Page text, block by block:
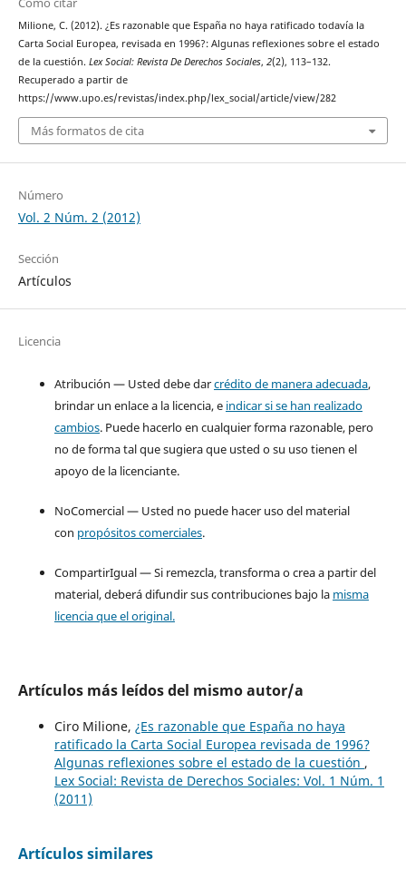
Milione, C. (2012). ¿Es razonable que España no haya ratificado todavía la
Carta Social Europea, revisada en 1996?: Algunas reflexiones sobre el estado
de la cuestión. Lex Social: Revista De Derechos Sociales, 2(2), 113–132.
Recuperado a partir de
https://www.upo.es/revistas/index.php/lex_social/article/view/282
Más formatos de cita
Número
Vol. 2 Núm. 2 (2012)
Sección
Artículos
Licencia
Atribución — Usted debe darcrédito de manera adecuada,
brindar un enlace a la licencia, e indicar si se han realizado
cambios. Puede hacerlo en cualquier forma razonable, pero
no de forma tal que sugiera que usted o su uso tienen el
apoyo de la licenciante.
NoComercial — Usted no puede hacer uso del material
con propósitos comerciales.
CompartirIgual — Si remezcla, transforma o crea a partir del
material, deberá difundir sus contribuciones bajo la misma
licencia que el original.
Artículos más leídos del mismo autor/a
Ciro Milione, ¿Es razonable que España no haya
ratificado la Carta Social Europea revisada de 1996?
Algunas reflexiones sobre el estado de la cuestión ,
Lex Social: Revista de Derechos Sociales: Vol. 1 Núm. 1
(2011)
Artículos similares